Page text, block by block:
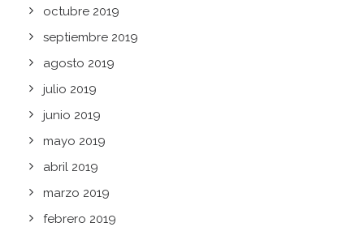
octubre 2019
septiembre 2019
agosto 2019
julio 2019
junio 2019
mayo 2019
abril 2019
marzo 2019
febrero 2019